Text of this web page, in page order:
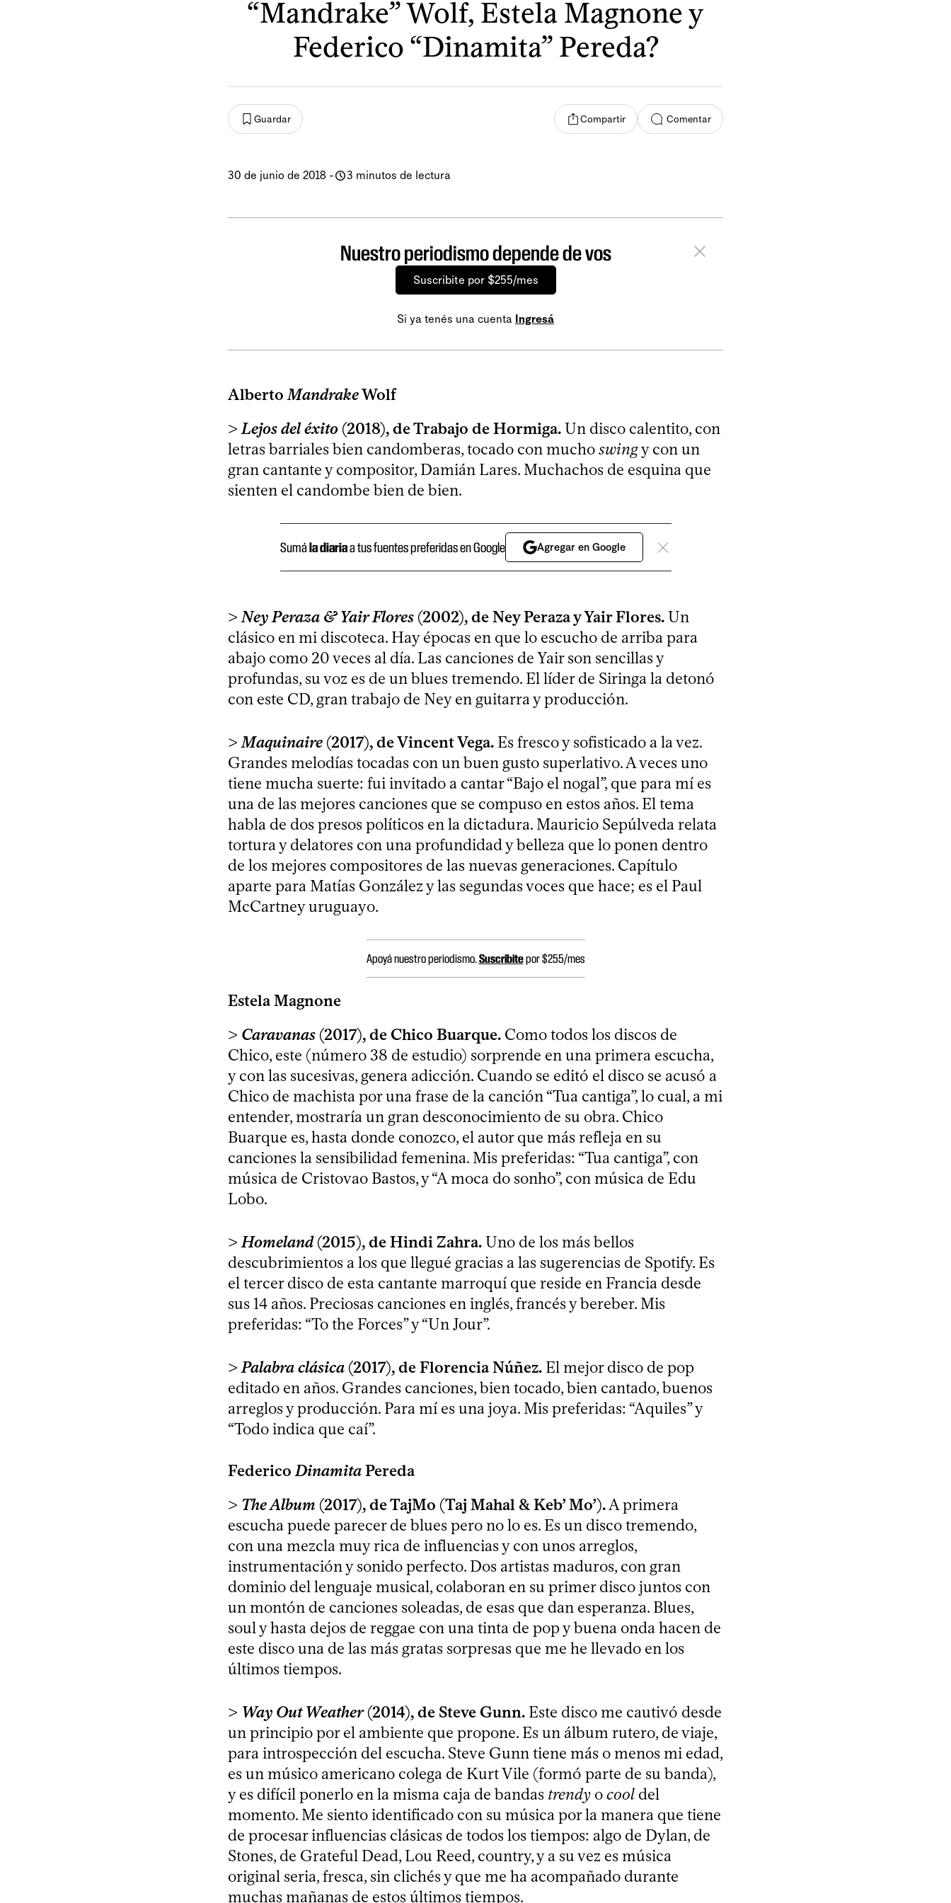
“Mandrake” Wolf, Estela Magnone y
Federico “Dinamita” Pereda?
Guardar Compartir Comentar
30 de junio de 2018 - 3 minutos de lectura
Nuestro periodismo depende de vos
Suscribite por $255/mes
Si ya tenés una cuenta Ingresá
AlbertoMandrakeWolf
>Lejos del éxito (2018), de Trabajo de Hormiga.Un disco calentito, con
letras barriales bien candomberas, tocado con muchoswingy con un
gran cantante y compositor, Damián Lares. Muchachos de esquina que
sienten el candombe bien de bien.
Sumála diariaa tus fuentes preferidas en Google Agregar en Google
>Ney Peraza & Yair Flores (2002), de Ney Peraza y Yair Flores.Un
clásico en mi discoteca. Hay épocas en que lo escucho de arriba para
abajo como 20 veces al día. Las canciones de Yair son sencillas y
profundas, su voz es de un blues tremendo. El líder de Siringa la detonó
con este CD, gran trabajo de Ney en guitarra y producción.
>Maquinaire (2017), de Vincent Vega.Es fresco y sofisticado a la vez.
Grandes melodías tocadas con un buen gusto superlativo. A veces uno
tiene mucha suerte: fui invitado a cantar “Bajo el nogal”, que para mí es
una de las mejores canciones que se compuso en estos años. El tema
habla de dos presos políticos en la dictadura. Mauricio Sepúlveda relata
tortura y delatores con una profundidad y belleza que lo ponen dentro
de los mejores compositores de las nuevas generaciones. Capítulo
aparte para Matías González y las segundas voces que hace; es el Paul
McCartney uruguayo.
Apoyá nuestro periodismo.Suscribitepor $255/mes
Estela Magnone
> Caravanas (2017), de Chico Buarque. Como todos los discos de
Chico, este (número 38 de estudio) ​sorprende en una primera escucha,
y con las sucesivas, genera adicción. Cuando se editó el disco se acusó a
Chico de machista por una frase de la canción “Tua cantiga”, lo cual, a mi
entender, mostraría un gran desconocimiento de su obra. Chico
Buarque es, hasta donde conozco, el autor que más refleja en su
canciones la sensibilidad femenina. Mis preferidas: “Tua cantiga”, con
música de Cristovao Bastos, y “A moca do sonho”, con música de Edu
Lobo.
>Homeland(2015), de Hindi Zahra.Uno de los más bellos
descubrimientos a los que llegué gracias a las sugerencias de Spotify. Es
el tercer disco de esta cantante marroquí que reside en Francia desde
sus 14 años. Preciosas canciones en inglés, francés y bereber. Mis
preferidas: “To the Forces” y “Un Jour”.
>Palabra clásica (2017), de Florencia Núñez.El mejor disco de pop
editado en años. Grandes canciones, bien tocado, bien cantado, buenos
arreglos y producción. Para mí es una joya. Mis preferidas: “Aquiles” y
“Todo indica que caí”.
FedericoDinamitaPereda
> The Album (2017), de TajMo (Taj Mahal & Keb’ Mo’).A primera
escucha puede parecer de blues pero no lo es. Es un disco tremendo,
con una mezcla muy rica de influencias y con unos arreglos,
instrumentación y sonido perfecto. Dos artistas maduros, con gran
dominio del lenguaje musical, colaboran en su primer disco juntos con
un montón de canciones soleadas, de esas que dan esperanza. Blues,
soul y hasta dejos de reggae con una tinta de pop y buena onda hacen de
este disco una de las más gratas sorpresas que me he llevado en los
últimos tiempos.
> Way Out Weather(2014), de Steve Gunn.Este disco me cautivó desde
un principio por el ambiente que propone. Es un álbum rutero, de viaje,
para introspección del escucha. Steve Gunn tiene más o menos mi edad,
es un músico americano colega de Kurt Vile (formó parte de su banda),
y es difícil ponerlo en la misma caja de bandas trendy ocool del
momento. Me siento identificado con su música por la manera que tiene
de procesar influencias clásicas de todos los tiempos: algo de Dylan, de
Stones, de Grateful Dead, Lou Reed, country, y a su vez es música
original seria, fresca, sin clichés y que me ha acompañado durante
muchas mañanas de estos últimos tiempos.